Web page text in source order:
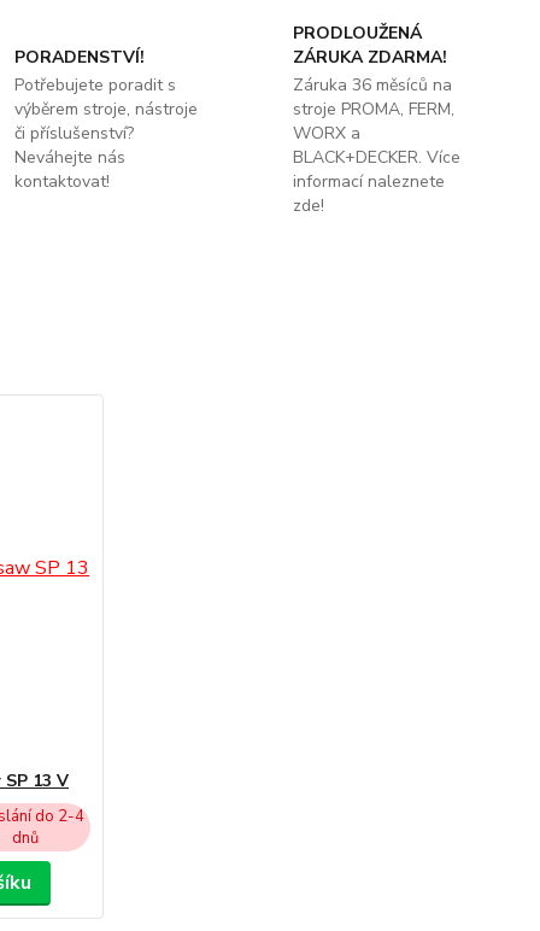
PORADENSTVÍ!
Potřebujete poradit s
výběrem stroje, nástroje
či příslušenství?
Neváhejte nás
kontaktovat!
PRODLOUŽENÁ
ZÁRUKA ZDARMA!
Záruka 36 měsíců na
stroje PROMA, FERM,
WORX a
BLACK+DECKER. Více
informací naleznete
zde!
13 V
do 2-4
dnů